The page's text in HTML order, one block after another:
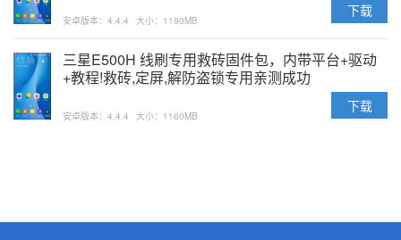
安卓版本：4.4.4 大小：1190MB
下载
三星E500H 线刷专用救砖固件包，内带平台+驱动
+教程!救砖,定屏,解防盗锁专用亲测成功
安卓版本：4.4.4 大小：1160MB
下载